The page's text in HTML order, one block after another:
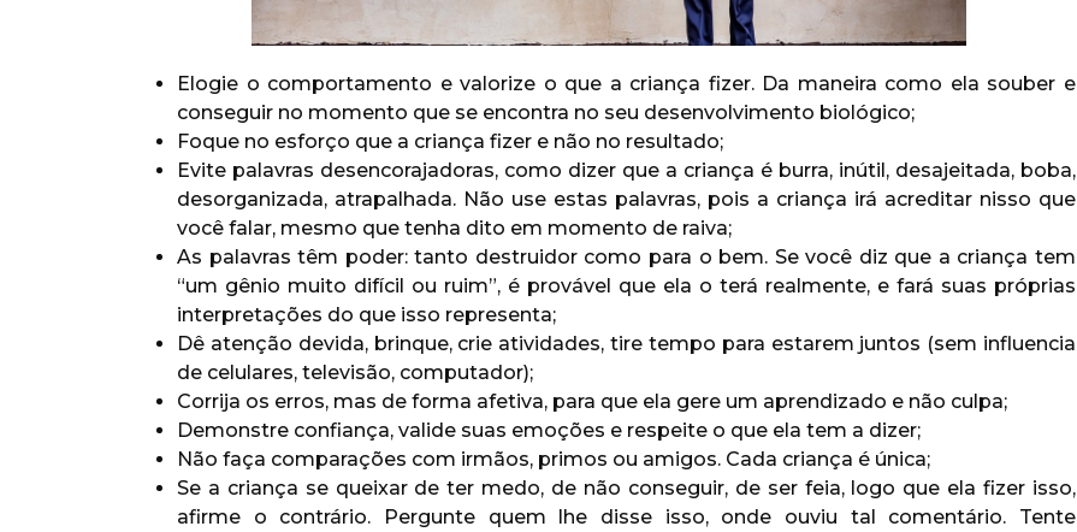
Elogie o comportamento e valorize o que a criança fizer. Da maneira como ela souber e
conseguir no momento que se encontra no seu desenvolvimento biológico;
Foque no esforço que a criança fizer e não no resultado;
Evite palavras desencorajadoras, como dizer que a criança é burra, inútil, desajeitada, boba,
desorganizada, atrapalhada. Não use estas palavras, pois a criança irá acreditar nisso que
você falar, mesmo que tenha dito em momento de raiva;
As palavras têm poder: tanto destruidor como para o bem. Se você diz que a criança tem
“um gênio muito difícil ou ruim”, é provável que ela o terá realmente, e fará suas próprias
interpretações do que isso representa;
Dê atenção devida, brinque, crie atividades, tire tempo para estarem juntos (sem influencia
de celulares, televisão, computador);
Corrija os erros, mas de forma afetiva, para que ela gere um aprendizado e não culpa;
Demonstre confiança, valide suas emoções e respeite o que ela tem a dizer;
Não faça comparações com irmãos, primos ou amigos. Cada criança é única;
Se a criança se queixar de ter medo, de não conseguir, de ser feia, logo que ela fizer isso,
afirme o contrário. Pergunte quem lhe disse isso, onde ouviu tal comentário. Tente